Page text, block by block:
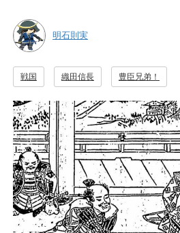
明石則実
戦国 織田信長 豊臣兄弟！